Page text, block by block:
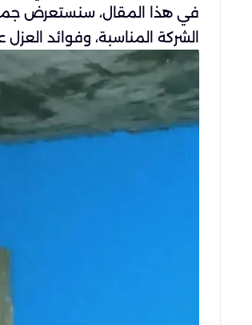
في هذا المقال، سنستعرض جميع
الشركة المناسبة، وفوائد